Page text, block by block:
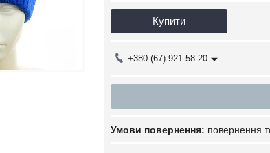
Купити
+380 (67) 921-58-20
повернення